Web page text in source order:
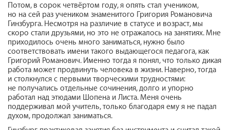
Потом, в сорок четвёртом году, я опять стал учеником,
но на сей раз учеником знаменитого Григория Романовича
Гинзбурга. Несмотря на различие в статусе и возраст, мы
скоро стали друзьями, но это не отражалось на занятиях. Мне
приходилось очень много заниматься, нужно было
соответствовать имени такого выдающегося педагога, как
Григорий Романович. Именно тогда я понял, что только дикая
работа может продвинуть человека в жизни. Наверно, тогда
и столкнулся с первыми творческими трудностями:
не получались отдельные сочинения, долго и упорно
работал над этюдами Шопена и Листа. Меня очень
поддерживал мой учитель, только благодаря ему я не падал
духом, продолжал заниматься.